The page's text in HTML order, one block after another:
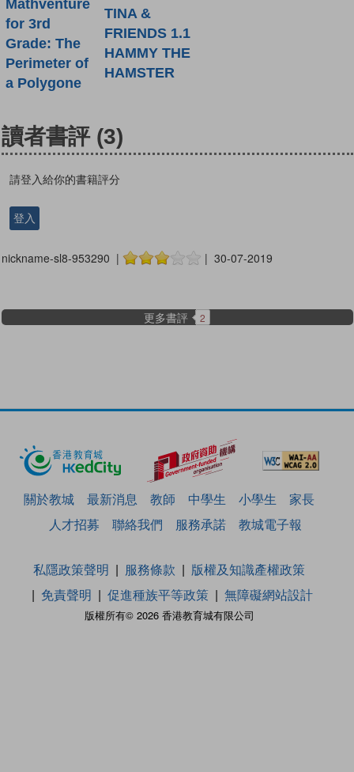
Mathventure
for 3rd
Grade: The
Perimeter of
a Polygone
TINA &
FRIENDS 1.1
HAMMY THE
HAMSTER
讀者書評 (3)
請登入給你的書籍評分
登入
nickname-sl8-953290 | | 30-07-2019
更多書評 2
關於教城 最新消息 教師 中學生 小學生
家長
人才招募
聯絡我們 服務承諾 教城電子報
版權所有© 2026 香港教育城有限公司
私隱政策聲明 服務條款
版權及知識產權政策
免責聲明
促進種族平等政策 無障礙網站設計